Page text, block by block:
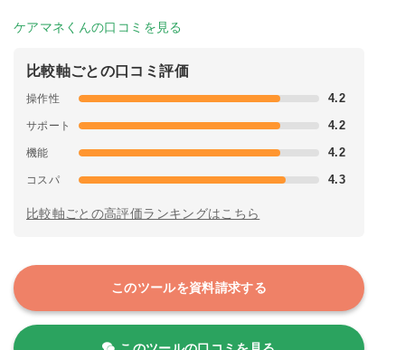
ケアマネくんの口コミを見る
比較軸ごとの口コミ評価
操作性 4.2
サポート 4.2
機能 4.2
コスパ 4.3
比較軸ごとの高評価ランキングはこちら
このツールを資料請求する